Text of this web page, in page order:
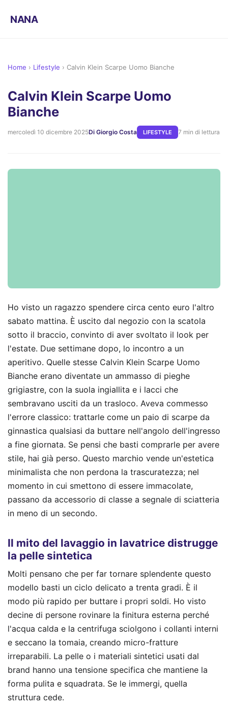
NANA
Home › Lifestyle › Calvin Klein Scarpe Uomo Bianche
Calvin Klein Scarpe Uomo
Bianche
mercoledì 10 dicembre 2025Di Giorgio Costa LIFESTYLE 7 min di lettura
Ho visto un ragazzo spendere circa cento euro l'altro
sabato mattina. È uscito dal negozio con la scatola
sotto il braccio, convinto di aver svoltato il look per
l'estate. Due settimane dopo, lo incontro a un
aperitivo. Quelle stesse Calvin Klein Scarpe Uomo
Bianche erano diventate un ammasso di pieghe
grigiastre, con la suola ingiallita e i lacci che
sembravano usciti da un trasloco. Aveva commesso
l'errore classico: trattarle come un paio di scarpe da
ginnastica qualsiasi da buttare nell'angolo dell'ingresso
a fine giornata. Se pensi che basti comprarle per avere
stile, hai già perso. Questo marchio vende un'estetica
minimalista che non perdona la trascuratezza; nel
momento in cui smettono di essere immacolate,
passano da accessorio di classe a segnale di sciatteria
in meno di un secondo.
Il mito del lavaggio in lavatrice distrugge
la pelle sintetica
Molti pensano che per far tornare splendente questo
modello basti un ciclo delicato a trenta gradi. È il
modo più rapido per buttare i propri soldi. Ho visto
decine di persone rovinare la finitura esterna perché
l'acqua calda e la centrifuga sciolgono i collanti interni
e seccano la tomaia, creando micro-fratture
irreparabili. La pelle o i materiali sintetici usati dal
brand hanno una tensione specifica che mantiene la
forma pulita e squadrata. Se le immergi, quella
struttura cede.